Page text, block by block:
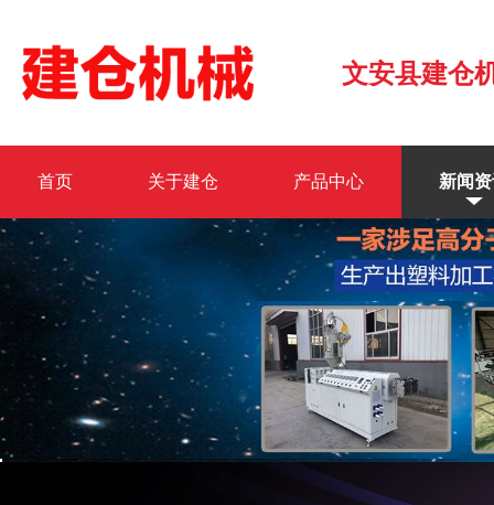
文安县建仓
首页 关于建仓 产品中心 新闻